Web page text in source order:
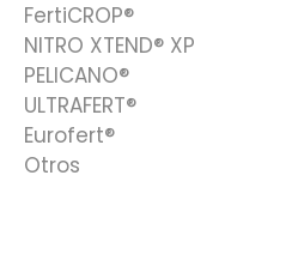
FertiCROP®
NITRO XTEND® XP
PELICANO®
ULTRAFERT®
Eurofert®
Otros